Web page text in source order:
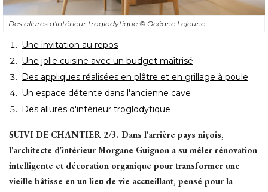
Des allures d'intérieur troglodytique © Océane Lejeune
Une invitation au repos
Une jolie cuisine avec un budget maîtrisé
Des appliques réalisées en plâtre et en grillage à poule
Un espace détente dans l'ancienne cave
Des allures d'intérieur troglodytique
SUIVI DE CHANTIER 2/3. Dans l'arrière pays niçois,
l'architecte d'intérieur Morgane Guignon a su mêler rénovation
intelligente et décoration organique pour transformer une
vieille bâtisse en un lieu de vie accueillant, pensé pour la